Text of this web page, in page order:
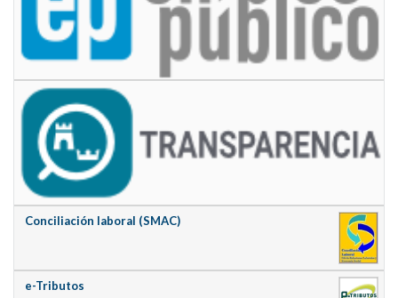
Conciliación laboral (SMAC)
e-Tributos